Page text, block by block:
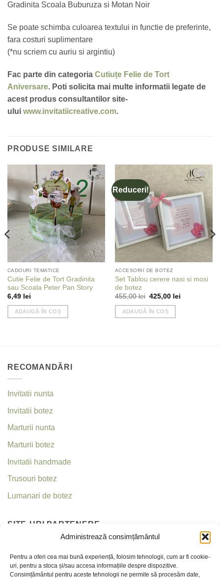
Administrează consimțământul
Pentru a oferi cea mai bună experiență, folosim tehnologii, cum ar fi cookie-
uri, pentru a stoca și/sau accesa informațiile despre dispozitive.
Consimțământul pentru aceste tehnologii ne permite să procesăm date,
Gradinita Scoala Buburuza si Motan Noir
Se poate schimba culoarea textului in functie de preferinte,
fara costuri suplimentare
(*nu scriem cu auriu si argintiu)
Fac parte din categoria Cutiuțe Felie de Tort
Aniversare. Poti solicita mai multe informatii legate de
acest produs consultantilor site-
ului www.invitatiicreative.com.
PRODUSE SIMILARE
Add to
wishlist
CADOURI TEMATICE
Cutie Felie de Tort Gradinita
sau Scoala Peter Pan Story
6,49 lei
ADAUGĂ ÎN COȘ
Reduceri!
wishlist
ACCESORII DE BOTEZ
Set Tablou cerere nasi si mosi
de botez
455,00lei Prețul
a
fost:
425,00 leiPrețul
ADAUGĂ ÎN COȘ
RECOMANDĂRI
Invitatii nunta
Invitatii botez
Marturii nunta
Marturii botez
Invitatii handmade
Trusouri botez
Lumanari de botez
SITE-URI PARTENERE
Criseea